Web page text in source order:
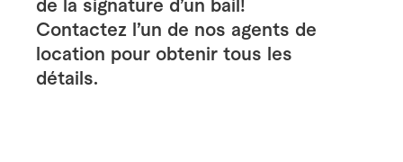
de la signature d’un bail!
Contactez l’un de nos agents de
location pour obtenir tous les
détails.